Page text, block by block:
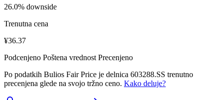
26.0% downside
Trenutna cena
¥36.37
Podcenjeno Poštena vrednost Precenjeno
Po podatkih Bulios Fair Price je delnica 603288.SS trenutno
precenjena glede na svojo tržno ceno. Kako deluje?